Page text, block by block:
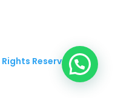
Rights Reserved